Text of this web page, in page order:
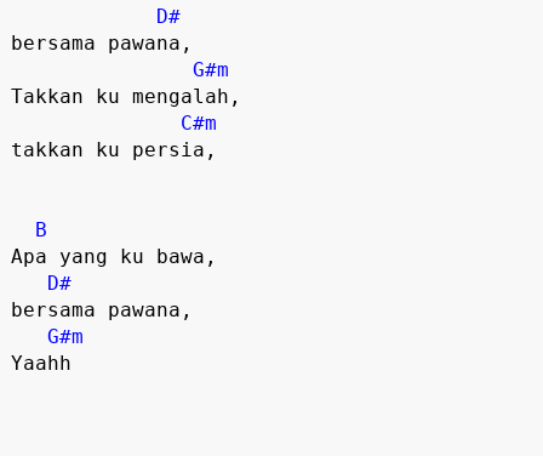
D#
bersama pawana,
G#m
Takkan ku mengalah,
C#m
takkan ku persia,
B
Apa yang ku bawa,
D#
bersama pawana,
G#m